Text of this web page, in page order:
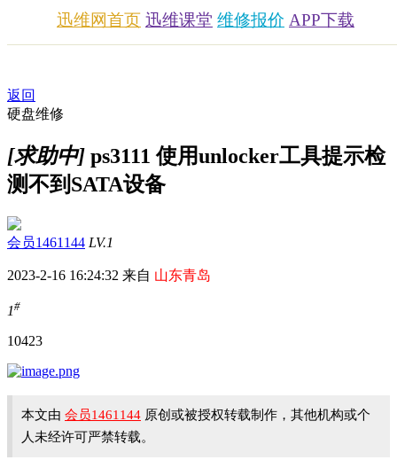
迅维网首页 迅维课堂 维修报价 APP下载
返回
硬盘维修
[求助中] ps3111 使用unlocker工具提示检
测不到SATA设备
会员1461144 LV.1
2023-2-16 16:24:32 来自 山东青岛
1#
10423
本文由 会员1461144 原创或被授权转载制作，其他机构或个
人未经许可严禁转载。